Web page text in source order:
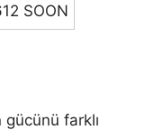
SOON
farklı